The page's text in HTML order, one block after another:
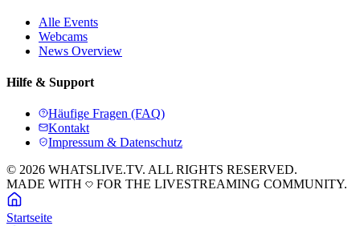
Alle Events
Webcams
News Overview
Hilfe & Support
Häufige Fragen (FAQ)
Kontakt
Impressum & Datenschutz
© 2026 WHATSLIVE.TV. ALL RIGHTS RESERVED.
MADE WITH
FOR THE LIVESTREAMING COMMUNITY.
Startseite